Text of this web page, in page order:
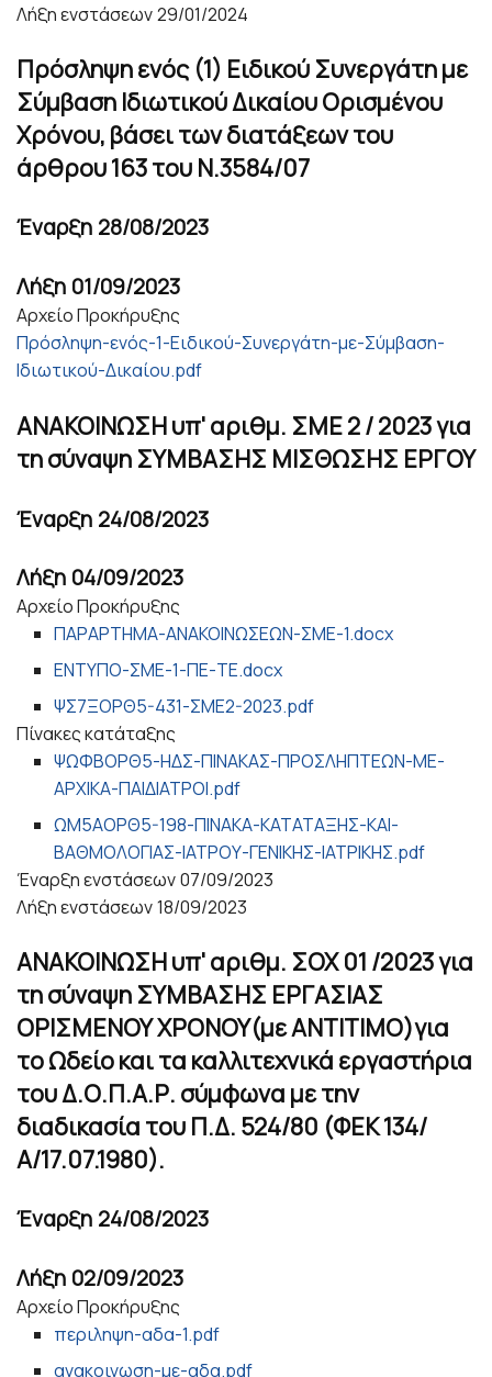
Λήξη ενστάσεων29/01/2024
Πρόσληψη ενός (1) Ειδικού Συνεργάτη με
Σύμβαση Ιδιωτικού Δικαίου Ορισμένου
Χρόνου, βάσει των διατάξεων του
άρθρου 163 του Ν.3584/07
Έναρξη 28/08/2023
Λήξη 01/09/2023
Αρχείο Προκήρυξης
Πρόσληψη-ενός-1-Ειδικού-Συνεργάτη-με-Σύμβαση-
Ιδιωτικού-Δικαίου.pdf
ΑΝΑΚΟΙΝΩΣΗ υπ' αριθμ. ΣΜΕ 2 / 2023 για
τη σύναψη ΣΥΜΒΑΣΗΣ ΜΙΣΘΩΣΗΣ ΕΡΓΟΥ
Έναρξη 24/08/2023
Λήξη 04/09/2023
Αρχείο Προκήρυξης
ΠΑΡΑΡΤΗΜΑ-ΑΝΑΚΟΙΝΩΣΕΩΝ-ΣΜΕ-1.docx
ΕΝΤΥΠΟ-ΣΜΕ-1-ΠΕ-ΤΕ.docx
ΨΣ7ΞΟΡΘ5-431-ΣΜΕ2-2023.pdf
Πίνακες κατάταξης
ΨΩΦΒΟΡΘ5-ΗΔΣ-ΠΙΝΑΚΑΣ-ΠΡΟΣΛΗΠΤΕΩΝ-ΜΕ-
ΑΡΧΙΚΑ-ΠΑΙΔΙΑΤΡΟΙ.pdf
ΩΜ5ΑΟΡΘ5-198-ΠΙΝΑΚΑ-ΚΑΤΑΤΑΞΗΣ-ΚΑΙ-
ΒΑΘΜΟΛΟΓΙΑΣ-ΙΑΤΡΟΥ-ΓΕΝΙΚΗΣ-ΙΑΤΡΙΚΗΣ.pdf
Έναρξη ενστάσεων07/09/2023
Λήξη ενστάσεων18/09/2023
ΑΝΑΚΟΙΝΩΣΗ υπ' αριθμ. ΣΟΧ 01 /2023 για
τη σύναψη ΣΥΜΒΑΣΗΣ ΕΡΓΑΣΙΑΣ
ΟΡΙΣΜΕΝΟΥ ΧΡΟΝΟΥ(με ΑΝΤΙΤΙΜΟ)για
το Ωδείο και τα καλλιτεχνικά εργαστήρια
του Δ.Ο.Π.Α.Ρ. σύμφωνα με την
διαδικασία του Π.Δ. 524/80 (ΦΕΚ 134/
Α/17.07.1980).
Έναρξη 24/08/2023
Λήξη 02/09/2023
Αρχείο Προκήρυξης
περιληψη-αδα-1.pdf
ανακοινωση-με-αδα.pdf